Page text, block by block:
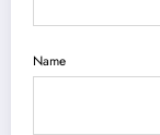
Name